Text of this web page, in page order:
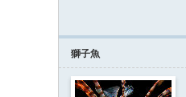
獅子魚